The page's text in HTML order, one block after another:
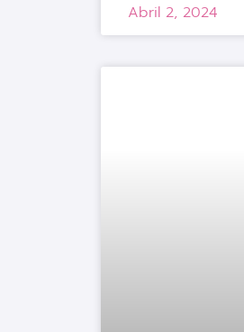
Abril 2, 2024